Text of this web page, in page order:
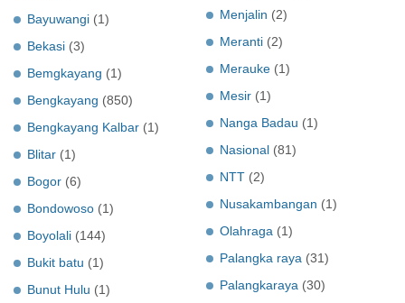
Bayuwangi (1)
Bekasi (3)
Bemgkayang (1)
Bengkayang (850)
Bengkayang Kalbar (1)
Blitar (1)
Bogor (6)
Bondowoso (1)
Boyolali (144)
Bukit batu (1)
Bunut Hulu (1)
Menjalin (2)
Meranti (2)
Merauke (1)
Mesir (1)
Nanga Badau (1)
Nasional (81)
NTT (2)
Nusakambangan (1)
Olahraga (1)
Palangka raya (31)
Palangkaraya (30)